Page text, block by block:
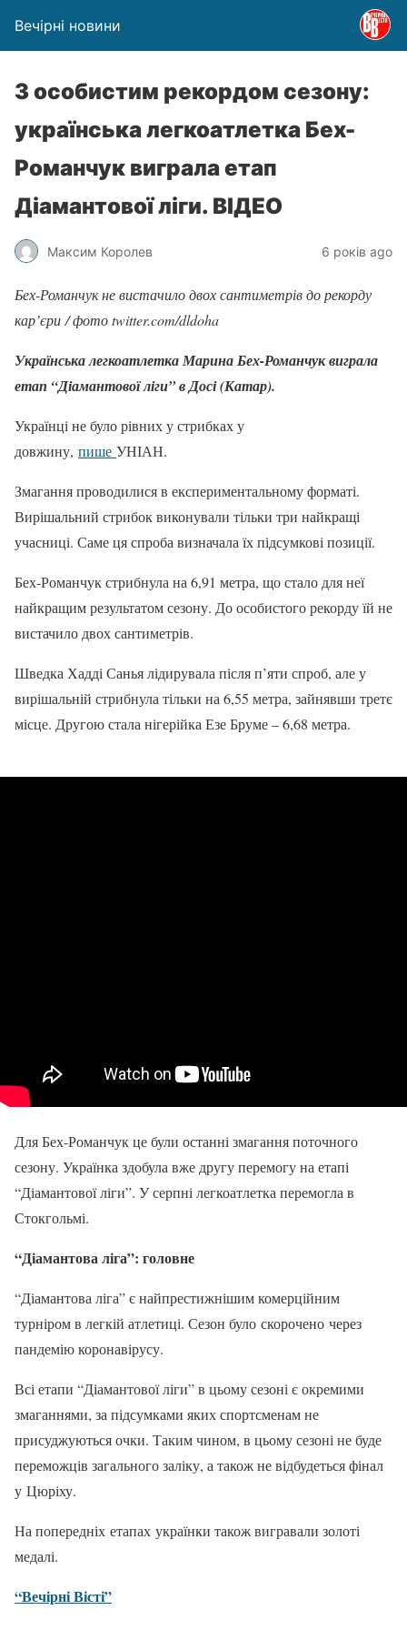
Вечірні новини
З особистим рекордом сезону:
українська легкоатлетка Бех-
Романчук виграла етап
Діамантової ліги. ВІДЕО
Максим Королев 6 років ago
Бех-Романчук не вистачило двох сантиметрів до рекорду
кар’єри / фото twitter.com/dldoha
Українська легкоатлетка Марина Бех-Романчук виграла
етап “Діамантової ліги” в Досі (Катар).
Українці не було рівних у стрибках у
довжину, пише УНІАН.
Змагання проводилися в експериментальному форматі.
Вирішальний стрибок виконували тільки три найкращі
учасниці. Саме ця спроба визначала їх підсумкові позиції.
Бех-Романчук стрибнула на 6,91 метра, що стало для неї
найкращим результатом сезону. До особистого рекорду їй не
вистачило двох сантиметрів.
Шведка Хадді Санья лідирувала після п’яти спроб, але у
вирішальній стрибнула тільки на 6,55 метра, зайнявши третє
місце. Другою стала нігерійка Езе Бруме – 6,68 метра.
Для Бех-Романчук це були останні змагання поточного
сезону. Українка здобула вже другу перемогу на етапі
“Діамантової ліги”. У серпні легкоатлетка перемогла в
Стокгольмі.
“Діамантова ліга”: головне
“Діамантова ліга” є найпрестижнішим комерційним
турніром в легкій атлетиці. Сезон було скорочено через
пандемію коронавірусу.
Всі етапи “Діамантової ліги” в цьому сезоні є окремими
змаганнями, за підсумками яких спортсменам не
присуджуються очки. Таким чином, в цьому сезоні не буде
переможців загального заліку, а також не відбудеться фінал
у Цюріху.
На попередніх етапах українки також вигравали золоті
медалі.
“Вечірні Вісті”